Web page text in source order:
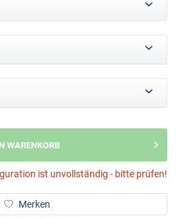
WARENKORB
ist unvollständig - bitte prüfen!
Merken